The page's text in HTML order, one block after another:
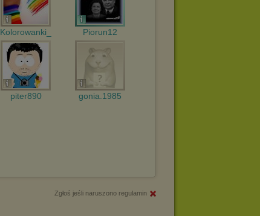
Kolorowanki_ Piorun12
piter890 gonia.1985
Zgłoś jeśli naruszono regulamin